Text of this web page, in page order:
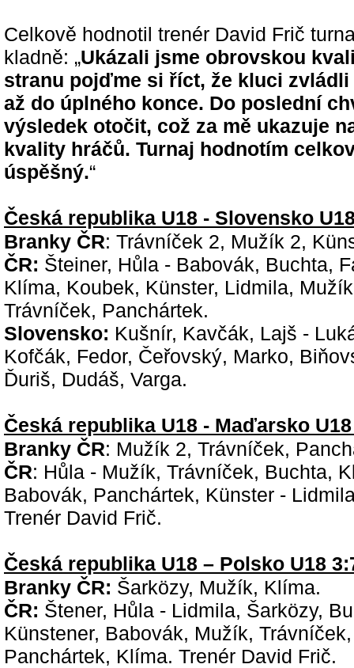
Celkově hodnotil trenér David Frič
kladně: „Ukázali jsme obrovskou
stranu pojďme si říct, že kluci
až do úplného konce. Do poslední
výsledek otočit, což za mě ukazuje
kvality hráčů. Turnaj hodnotím
úspěšný.“
Česká republika U18 - Slovensko
Branky ČR: Trávníček 2, Mužík 2,
ČR: Šteiner, Hůla - Babovák, Buchta,
Klíma, Koubek, Künster, Lidmila,
Trávníček, Panchártek.
Slovensko: Kušnír, Kavčák, Lajš -
Kofčák, Fedor, Čeřovský, Marko,
Ďuriš, Dudáš, Varga.
Česká republika U18 - Maďarsko
Branky ČR: Mužík 2, Trávníček,
ČR: Hůla - Mužík, Trávníček, Buchta,
Babovák, Panchártek, Künster -
Trenér David Frič.
Česká republika U18 – Polsko U18
Branky ČR: Šarközy, Mužík, Klíma.
ČR: Štener, Hůla - Lidmila, Šarközy,
Künstener, Babovák, Mužík,
Panchártek, Klíma. Trenér David Frič.